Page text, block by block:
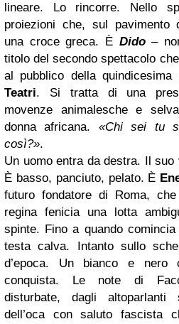
lineare. Lo rincorre. Nello
proiezioni che, sul pavimento
una croce greca. È Dido–
titolo del secondo spettacolo
al pubblico della quindicesima
Teatri. Si tratta di una
movenze animalesche e
donna africana. «Chi sei tu
così?».
Un uomo entra da destra. Il
È basso, panciuto, pelato. È
futuro fondatore di Roma,
regina fenicia una lotta
spinte. Fino a quando
testa calva. Intanto sullo
d’epoca. Un bianco e
conquista. Le note di
disturbate, dagli altoparlanti
dell’oca con saluto fascista